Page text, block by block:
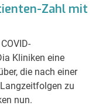
Zahl mit
Kliniken eine
die nach einer
zu
nun.